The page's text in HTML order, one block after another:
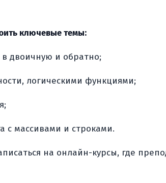
ключевые темы:
в двоичную и обратно;
логическими функциями;
с массивами и строками.
на онлайн-курсы, где